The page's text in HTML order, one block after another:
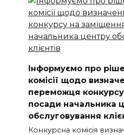
Інформуємо про
комісії щодо
переможця
посади начальника
обслуговування
Конкурсна комісія